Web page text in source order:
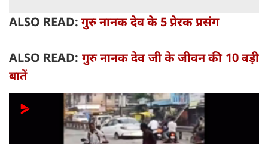
ALSO READ: गुरु नानक देव के 5 प्रेरक प्रसंग
ALSO READ: गुरु नानक देव जी के जीवन की 10 बड़ी
बातें